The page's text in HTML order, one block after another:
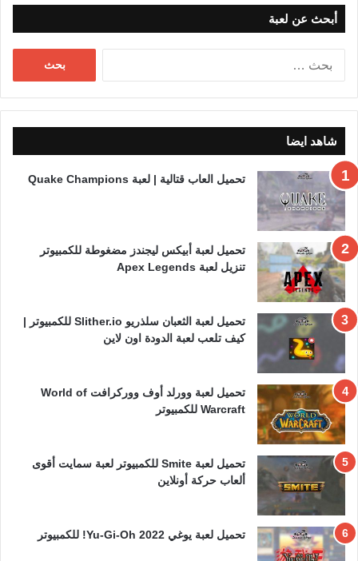
أبحث عن لعبة
شاهد ايضا
تحميل العاب قتالية | لعبة Quake Champions
تحميل لعبة أبيكس ليجندز مضغوطة للكمبيوتر
تنزيل لعبة Apex Legends
تحميل لعبة الثعبان سلذريو Slither.io للكمبيوتر |
كيف تلعب لعبة الدودة اون لاين
تحميل لعبة وورلد أوف ووركرافت World of
Warcraft للكمبيوتر
تحميل لعبة Smite للكمبيوتر لعبة سمايت أقوى
ألعاب حركة أونلاين
تحميل لعبة يوغي 2022 Yu-Gi-Oh! للكمبيوتر